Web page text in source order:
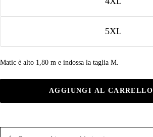
5XL
Matic è alto 1,80 m e indossa la taglia M.
AGGIUNGI AL CARRELLO